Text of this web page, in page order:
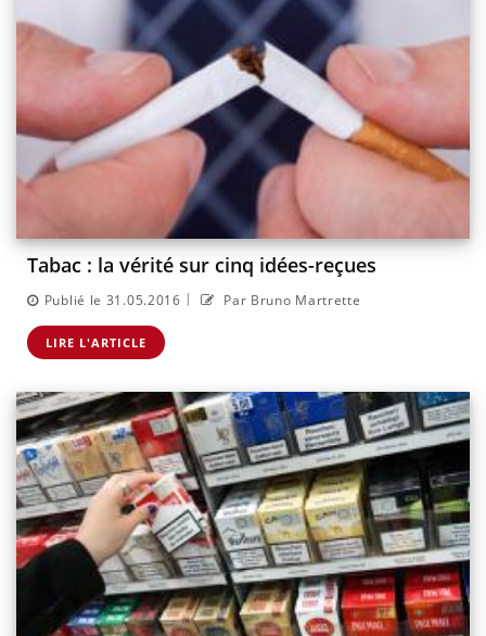
Tabac : la vérité sur cinq idées-reçues
Publié le 31.05.2016 | Par Bruno Martrette
LIRE L'ARTICLE